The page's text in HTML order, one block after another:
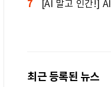
말씀] 창세기④: 인간
7
[AI 말고 인간!]
최근 등록된 뉴스